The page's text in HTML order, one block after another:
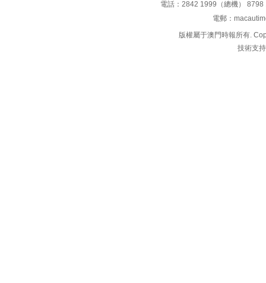
電話：2842 1999（總機）
電郵：
版權屬于澳門時報所有.
技術支